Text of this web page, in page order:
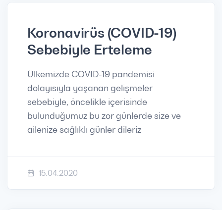
Koronavirüs (COVID-19)
Sebebiyle Erteleme
Ülkemizde COVID-19 pandemisi
dolayısıyla yaşanan gelişmeler
sebebiyle, öncelikle içerisinde
bulunduğumuz bu zor günlerde size ve
ailenize sağlıklı günler dileriz
15.04.2020